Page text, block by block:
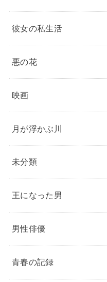
彼女の私生活
悪の花
映画
月が浮かぶ川
未分類
王になった男
男性俳優
青春の記録